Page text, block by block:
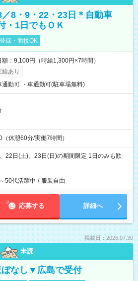
／8・9・22・23日＊自動車
・1日でもＯＫ
録・面接OK
：9,100円（時給1,300円×7時間）
あり
通勤可 ・車通勤可(駐車場無料)
休憩60分/実働7時間）
22日(土)、23日(日)の期間限定 1日のみも歓
50代活躍中 / 服装自由
応募する 詳細へ
掲載日：2026.07.30
未読
なし▼広島で受付